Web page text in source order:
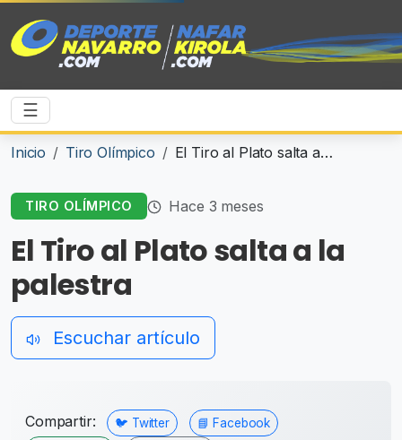
☰
Inicio Tiro Olímpico El Tiro al Plato salta a la palestra
TIRO OLÍMPICO Hace 3 meses
El Tiro al Plato salta a la
palestra
Escuchar artículo
Compartir: 🐦 Twitter
📘 Facebook